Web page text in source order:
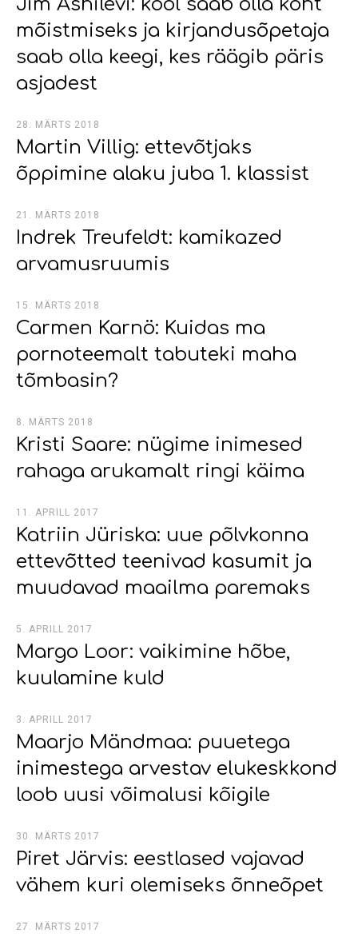
Jim Ashilevi: kool saab olla koht
mõistmiseks ja kirjandusõpetaja
saab olla keegi, kes räägib päris
asjadest
28. MÄRTS 2018
Martin Villig: ettevõtjaks
õppimine alaku juba 1. klassist
21. MÄRTS 2018
Indrek Treufeldt: kamikazed
arvamusruumis
15. MÄRTS 2018
Carmen Karnö: Kuidas ma
pornoteemalt tabuteki maha
tõmbasin?
8. MÄRTS 2018
Kristi Saare: nügime inimesed
rahaga arukamalt ringi käima
11. APRILL 2017
Katriin Jüriska: uue põlvkonna
ettevõtted teenivad kasumit ja
muudavad maailma paremaks
5. APRILL 2017
Margo Loor: vaikimine hõbe,
kuulamine kuld
3. APRILL 2017
Maarjo Mändmaa: puuetega
inimestega arvestav elukeskkond
loob uusi võimalusi kõigile
30. MÄRTS 2017
Piret Järvis: eestlased vajavad
vähem kuri olemiseks õnneõpet
27. MÄRTS 2017